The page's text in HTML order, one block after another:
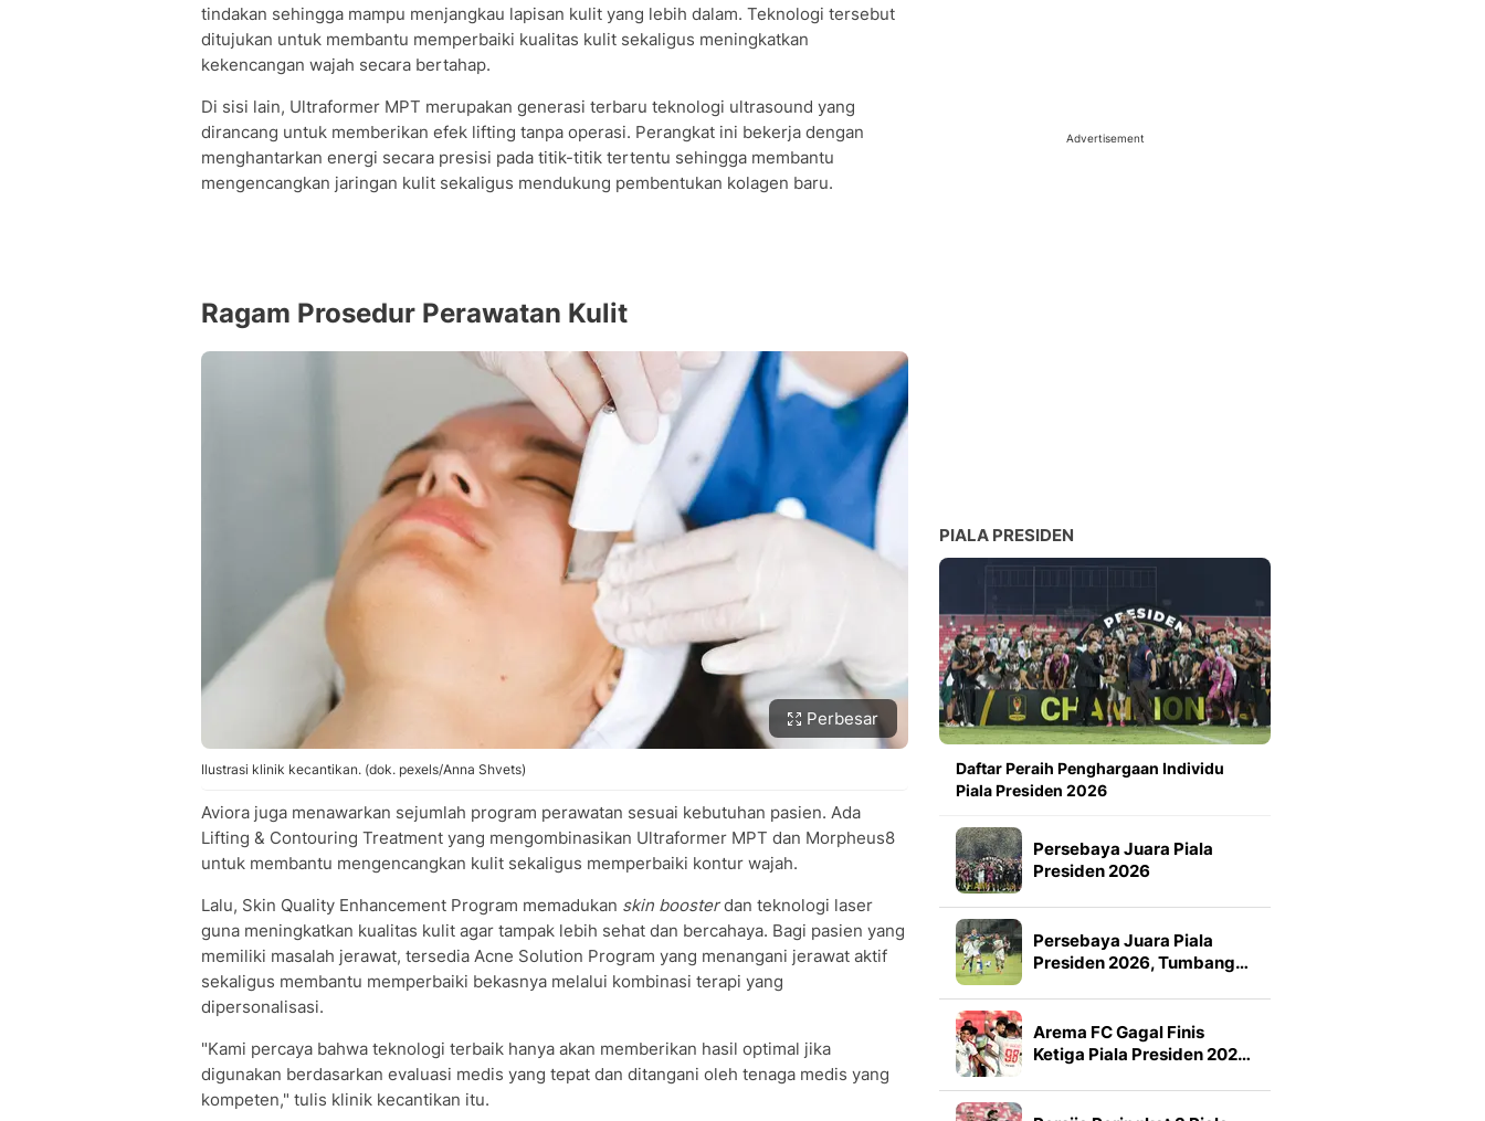
tindakan sehingga mampu menjangkau lapisan kulit yang lebih dalam. Teknologi tersebut
ditujukan untuk membantu memperbaiki kualitas kulit sekaligus meningkatkan
kekencangan wajah secara bertahap.
Di sisi lain, Ultraformer MPT merupakan generasi terbaru teknologi ultrasound yang
dirancang untuk memberikan efek lifting tanpa operasi. Perangkat ini bekerja dengan
menghantarkan energi secara presisi pada titik-titik tertentu sehingga membantu
mengencangkan jaringan kulit sekaligus mendukung pembentukan kolagen baru.
Ragam Prosedur Perawatan Kulit
Perbesar
Ilustrasi klinik kecantikan. (dok. pexels/Anna Shvets)
Aviora juga menawarkan sejumlah program perawatan sesuai kebutuhan pasien. Ada
Lifting & Contouring Treatment yang mengombinasikan Ultraformer MPT dan Morpheus8
untuk membantu mengencangkan kulit sekaligus memperbaiki kontur wajah.
Lalu, Skin Quality Enhancement Program memadukan skin boosterdan teknologi laser
guna meningkatkan kualitas kulit agar tampak lebih sehat dan bercahaya. Bagi pasien yang
memiliki masalah jerawat, tersedia Acne Solution Program yang menangani jerawat aktif
sekaligus membantu memperbaiki bekasnya melalui kombinasi terapi yang
dipersonalisasi.
"Kami percaya bahwa teknologi terbaik hanya akan memberikan hasil optimal jika
digunakan berdasarkan evaluasi medis yang tepat dan ditangani oleh tenaga medis yang
kompeten," tulis klinik kecantikan itu.
Advertisement
PIALA PRESIDEN
Daftar Peraih Penghargaan Individu
Piala Presiden 2026
Persebaya Juara Piala
Presiden 2026
Persebaya Juara Piala
Presiden 2026, Tumbang…
Arema FC Gagal Finis
Ketiga Piala Presiden 202…